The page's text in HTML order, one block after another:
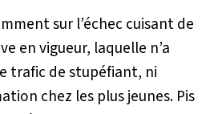
sur l’échec cuisant de
en vigueur, laquelle n’a
trafic de stupéfiant, ni
chez les plus jeunes. Pis